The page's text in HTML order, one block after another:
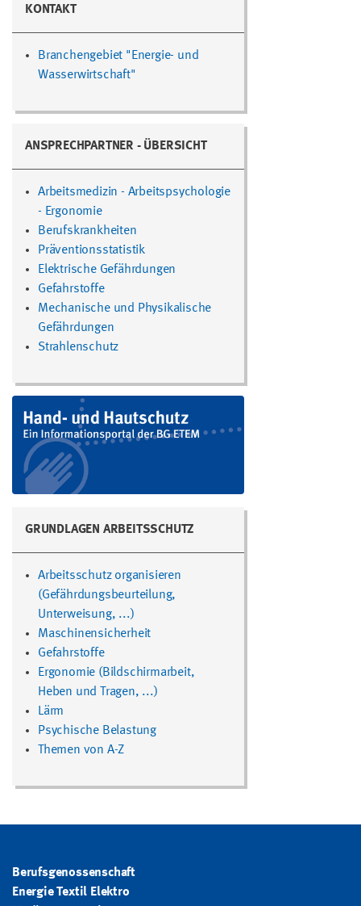
KONTAKT
Branchengebiet "Energie- und
Wasserwirtschaft"
ANSPRECHPARTNER - ÜBERSICHT
Arbeitsmedizin - Arbeitspsychologie
- Ergonomie
Berufskrankheiten
Präventionsstatistik
Elektrische Gefährdungen
Gefahrstoffe
Mechanische und Physikalische
Gefährdungen
Strahlenschutz
GRUNDLAGEN ARBEITSSCHUTZ
Arbeitsschutz organisieren
(Gefährdungsbeurteilung,
Unterweisung, ...)
Maschinensicherheit
Gefahrstoffe
Ergonomie (Bildschirmarbeit,
Heben und Tragen, ...)
Lärm
Psychische Belastung
Themen von A-Z
Berufsgenossenschaft
Energie Textil Elektro